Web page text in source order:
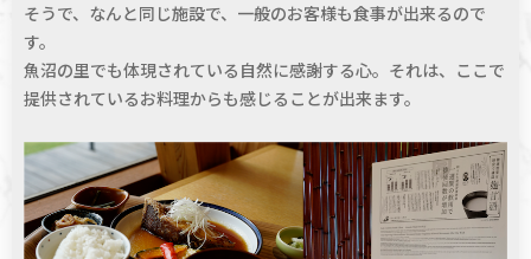
そうで、なんと同じ施設で、一般のお客様も食事が出来るので
す。
魚沼の里でも体現されている自然に感謝する心。それは、ここで
提供されているお料理からも感じることが出来ます。